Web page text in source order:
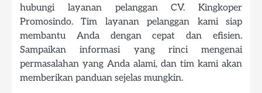
hubungi layanan pelanggan CV. Kingkoper
Promosindo. Tim layanan pelanggan kami siap
membantu Anda dengan cepat dan efisien.
Sampaikan informasi yang rinci mengenai
permasalahan yang Anda alami, dan tim kami akan
memberikan panduan sejelas mungkin.